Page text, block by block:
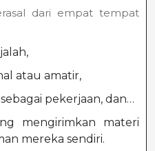
dari empat tempat
atau amatir,
pekerjaan, dan…
mengirimkan materi
mereka sendiri.